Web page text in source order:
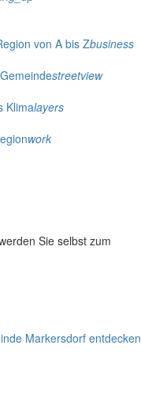
von A bis Zbusiness
streetview
Klimalayers
work
Sie selbst zum